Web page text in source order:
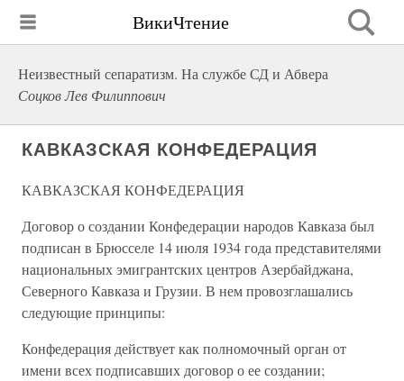
ВикиЧтение
Неизвестный сепаратизм. На службе СД и Абвера
Соцков Лев Филиппович
КАВКАЗСКАЯ КОНФЕДЕРАЦИЯ
КАВКАЗСКАЯ КОНФЕДЕРАЦИЯ
Договор о создании Конфедерации народов Кавказа был
подписан в Брюсселе 14 июля 1934 года представителями
национальных эмигрантских центров Азербайджана,
Северного Кавказа и Грузии. В нем провозглашались
следующие принципы:
Конфедерация действует как полномочный орган от
имени всех подписавших договор о ее создании;